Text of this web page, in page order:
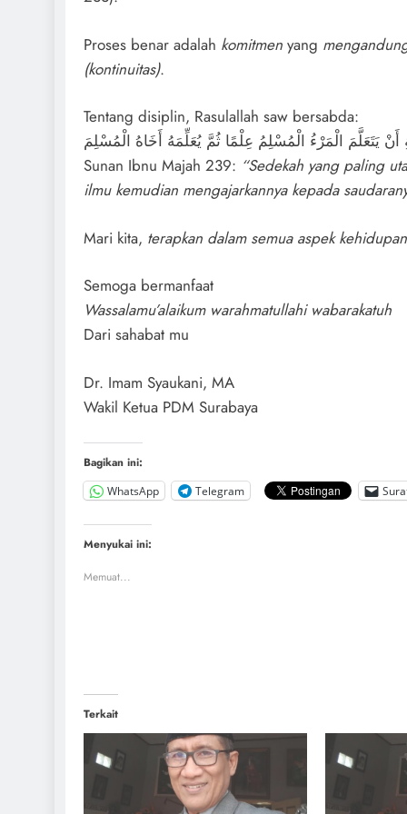
Proses benar adalah komitmen yang
(kontinuitas).
Tentang disiplin, Rasulallah saw bersabda:
يَتَعَلَّمَ الْمَرْءُ الْمُسْلِمُ عِلْمًا ثُمَّ يُعَلِّمَهُ أَخَاهُ الْمُسْلِمَ
Sunan Ibnu Majah 239: “Sedekah yang paling
ilmu kemudian mengajarkannya kepada
Mari kita, terapkan dalam semua aspek kehidupan
Semoga bermanfaat
Wassalamu’alaikum warahmatullahi wabarakatuh
Dari sahabat mu
Dr. Imam Syaukani, MA
Wakil Ketua PDM Surabaya
Bagikan ini:
WhatsApp Telegram
Menyukai ini:
Memuat...
Terkait